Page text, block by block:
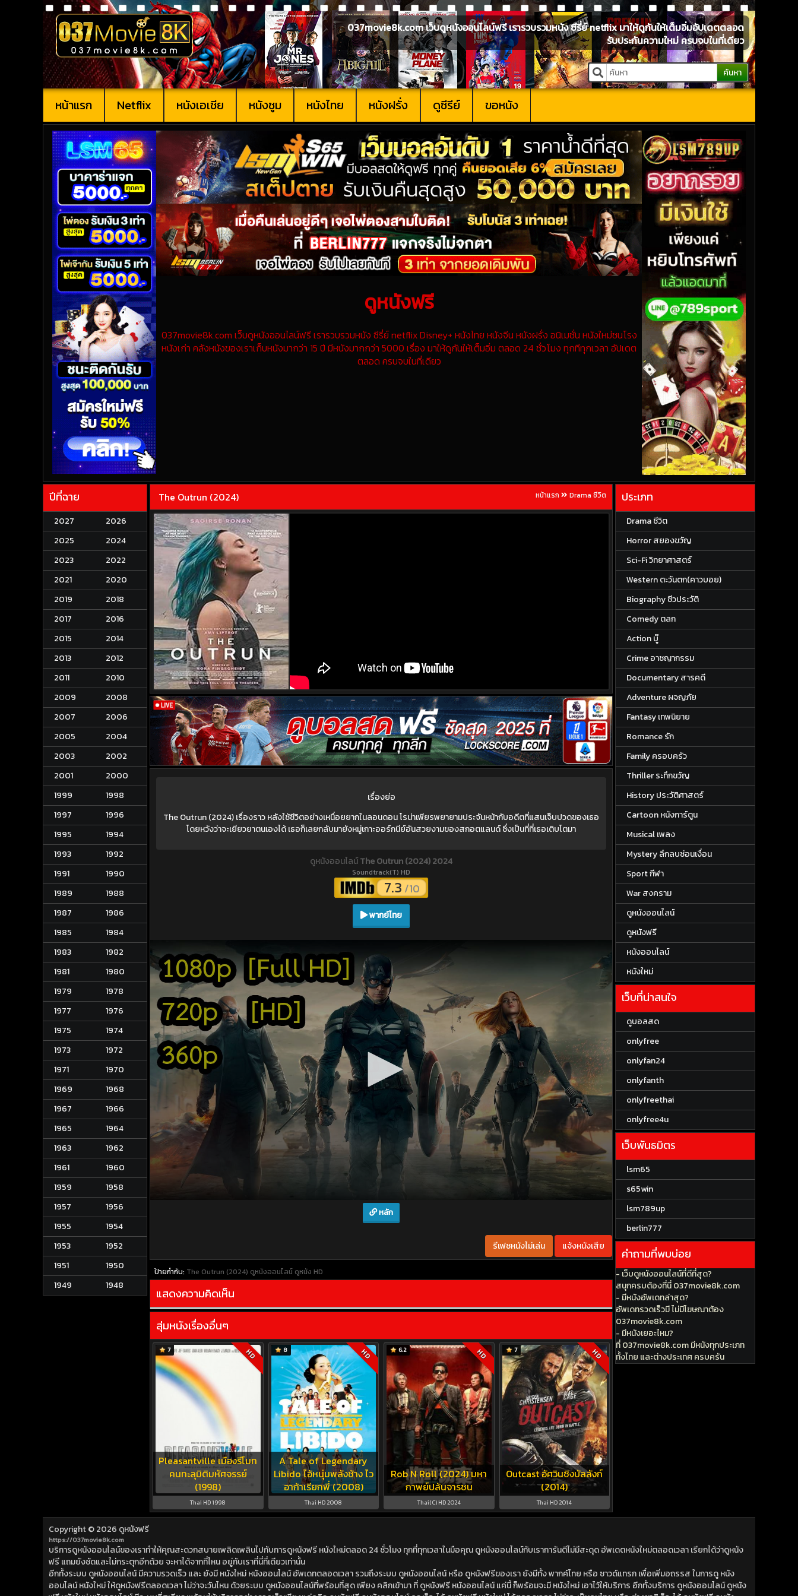
037movie8k.com เว็บดูหนังออนไลน์ฟรี เรารวบรวมหนัง ซีรี่ย์ netflix มาให้ดูกันให้เต็มอิ่มอัปเดตตลอด
รับประกันความใหม่ ครบจบในที่เดียว
ค้นหา
หน้าแรก Netflix หนังเอเชีย หนังซูม หนังไทย หนังฝรั่ง ดูซีรีย์ ขอหนัง
ดูหนังฟรี
037movie8k.com เว็บดูหนังออนไลน์ฟรี เรารวบรวมหนัง ซีรี่ย์ netflix Disney+ หนังไทย หนังจีน หนังฝรั่ง อนิเมชั่น หนังใหม่ชนโรง
หนังเก่า คลังหนังของเราเก็บหนังมากว่า 15 ปี มีหนังมากกว่า 5000 เรื่อง มาให้ดูกันให้เต็มอิ่ม ตลอด 24 ชั่วโมง ทุกทีทุกเวลา อัปเดต
ตลอด ครบจบในที่เดียว
ปีที่ฉาย
2027
2026
2025
2024
2023
2022
2021
2020
2019
2018
2017
2016
2015
2014
2013
2012
2011
2010
2009
2008
2007
2006
2005
2004
2003
2002
2001
2000
1999
1998
1997
1996
1995
1994
1993
1992
1991
1990
1989
1988
1987
1986
1985
1984
1983
1982
1981
1980
1979
1978
1977
1976
1975
1974
1973
1972
1971
1970
1969
1968
1967
1966
1965
1964
1963
1962
1961
1960
1959
1958
1957
1956
1955
1954
1953
1952
1951
1950
1949
1948
The Outrun (2024) หน้าแรก Drama ชีวิต
เรื่องย่อ
The Outrun (2024) เรื่องราว หลังใช้ชีวิตอย่างเหนื่อยยากในลอนดอน โรน่าเพียรพยายามประจันหน้ากับอดีตที่แสนเจ็บปวดของเธอ
โดยหวังว่าจะเยียวยาตนเองได้ เธอก็เลยกลับมายังหมู่เกาะออร์กนีย์อันสวยงามของสกอตแลนด์ ซึ่งเป็นที่ที่เธอเติบโตมา
ดูหนังออนไลน์The Outrun (2024) 2024
Soundtrack(T) HD
7.3 /10
พากย์ไทย
หลัก
รีเฟชหนังไม่เล่น แจ้งหนังเสีย
ป้ายกำกับ: The Outrun (2024) ดูหนังออนไลน์ ดูหนัง HD
แสดงความคิดเห็น
สุ่มหนังเรื่องอื่นๆ
Pleasantville เมืองรีโมท
คนทะลุมิติมหัศจรรย์
(1998)
7 HD
Thai HD 1998
A Tale of Legendary
Libido ไอ้หนุ่มพลังช้าง ไว
อาก้าเรียกพี่ (2008)
8 HD
Thai HD 2008
Rob N Roll (2024) มหา
กาพย์ปล้นจารชน
6.2 HD
Thai(C) HD 2024
Outcast อัศวินชิงบัลลังก์
(2014)
7 HD
Thai HD 2014
ประเภท
Drama ชีวิต
Horror สยองขวัญ
Sci-Fi วิทยาศาสตร์
Western ตะวันตก(คาวบอย)
Biography ชีวประวัติ
Comedy ตลก
Action บู๊
Crime อาชญากรรม
Documentary สารคดี
Adventure ผจญภัย
Fantasy เทพนิยาย
Romance รัก
Family ครอบครัว
Thriller ระทึกขวัญ
History ประวัติศาสตร์
Cartoon หนังการ์ตูน
Musical เพลง
Mystery ลึกลบซ่อนเงื่อน
Sport กีฬา
War สงคราม
ดูหนังออนไลน์
ดูหนังฟรี
หนังออนไลน์
หนังใหม่
เว็บที่น่าสนใจ
ดูบอลสด
onlyfree
onlyfan24
onlyfanth
onlyfreethai
onlyfree4u
เว็บพันธมิตร
lsm65
s65win
lsm789up
berlin777
คำถามที่พบบ่อย
- เว็บดูหนังออนไลน์ที่ดีที่สุด?
สนุกครบต้องที่นี่ 037movie8k.com
- มีหนังอัพเดทล่าสุด?
อัพเดทรวดเร็วมี ไม่มีโฆษณาต้อง
037movie8k.com
- มีหนังเยอะไหม?
ที่ 037movie8k.com มีหนังทุกประเภท
ทั้งไทย และต่างประเทศ ครบครัน
Copyright © 2026 ดูหนังฟรี
https://037movie8k.com
บริการดูหนังออนไลน์ของเราทำให้คุณสะดวกสบายเพลิดเพลินไปกับการดูหนังฟรี หนังใหม่ตลอด 24 ชั่วโมง ทุกที่ทุกเวลาในมือคุณ ดูหนังออนไลน์กับเราการันตีไม่มีสะดุด อัพเดตหนังใหม่ตลอดเวลา เรียกได้ว่าดูหนัง
ฟรี แถมยังชัดและไม่กระตุกอีกด้วย จะหาได้จากที่ไหน อยู่กับเราที่นี่ที่เดียวเท่านั้น
อีกทั้งระบบ ดูหนังออนไลน์ มีความรวดเร็ว และ ยังมี หนังใหม่ หนังออนไลน์ อัพเดทตลอดเวลา รวมถึงระบบ ดูหนังออนไลน์ หรือ ดูหนังฟรีของเรา ยังมีทั้ง พากค์ไทย หรือ ซาวด์แทรก เพื่อเพิ่มอถรรส ในการดู หนัง
ออนไลน์ หนังใหม่ ให้ดูหนังฟรีตลอดเวลา ไม่ว่าจะวันไหน ด้วยระบบ ดูหนังออนไลน์ที่พร้อมที่สุด เพียง คลิกเข้ามา ที่ ดูหนังฟรี หนังออนไลน์ แค่นี้ ก็พร้อมจะมี หนังใหม่ เอาไว้ให้บริการ อีกทั้งบริการ ดูหนังออนไลน์ ดูหนัง